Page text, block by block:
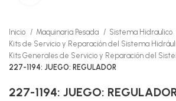
Inicio Maquinaria Pesada
Sistema Hidraulico
Kits de Servicio y Reparación del Sistema
Kits Generales de Servicio y Reparación del
227-1194: JUEGO: REGULADOR
227-1194: JUEGO: